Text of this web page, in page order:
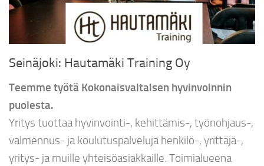
Seinäjoki: Hautamäki Training Oy
Teemme työtä Kokonaisvaltaisen hyvinvoinnin
puolesta.
Yritys tuottaa hyvinvointi-, kehittämis-, työnohjaus-,
valmennus- ja koulutuspalveluja henkilö-, yrittäjä-,
yritys- ja muille yhteisöasiakkaille. Toimialueena